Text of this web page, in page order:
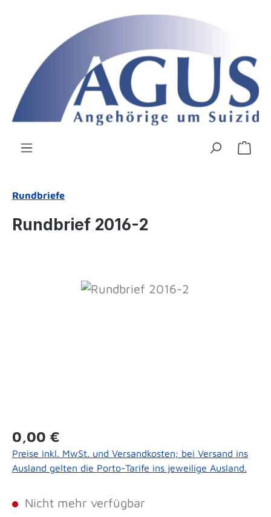
Zum Hauptinhalt springen
Rundbriefe
Rundbrief 2016-2
Bildergalerie überspringen
Regulärer Preis:
0,00 €
Preise inkl. MwSt. und Versandkosten; bei Versand ins
Ausland gelten die Porto-Tarife ins jeweilige Ausland.
Nicht mehr verfügbar